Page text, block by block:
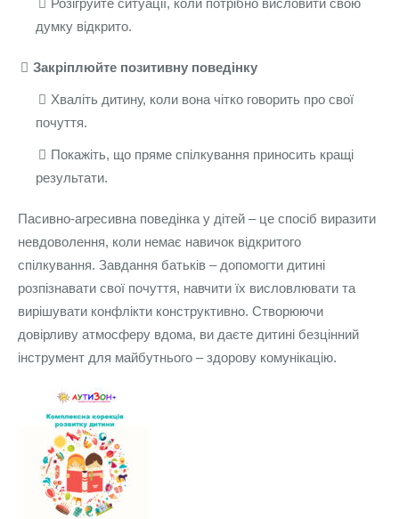
Розігруйте ситуації, коли потрібно висловити свою
думку відкрито.
Закріплюйте позитивну поведінку
Хваліть дитину, коли вона чітко говорить про свої
почуття.
Покажіть, що пряме спілкування приносить кращі
результати.
Пасивно-агресивна поведінка у дітей – це спосіб виразити
невдоволення, коли немає навичок відкритого
спілкування. Завдання батьків – допомогти дитині
розпізнавати свої почуття, навчити їх висловлювати та
вирішувати конфлікти конструктивно. Створюючи
довірливу атмосферу вдома, ви даєте дитині безцінний
інструмент для майбутнього – здорову комунікацію.